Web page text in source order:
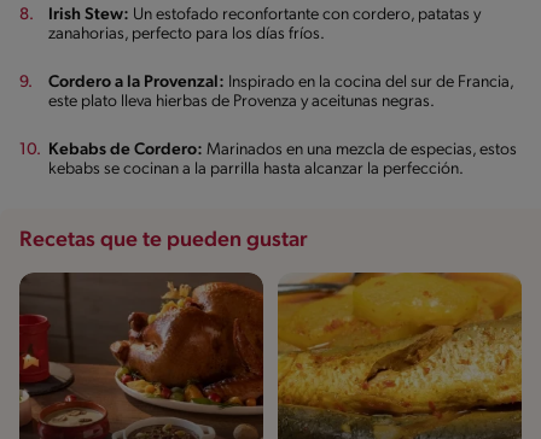
Irish Stew: Un estofado reconfortante con cordero, patatas y
zanahorias, perfecto para los días fríos.
Cordero a la Provenzal: Inspirado en la cocina del sur de Francia,
este plato lleva hierbas de Provenza y aceitunas negras.
Kebabs de Cordero: Marinados en una mezcla de especias, estos
kebabs se cocinan a la parrilla hasta alcanzar la perfección.
Recetas que te pueden gustar